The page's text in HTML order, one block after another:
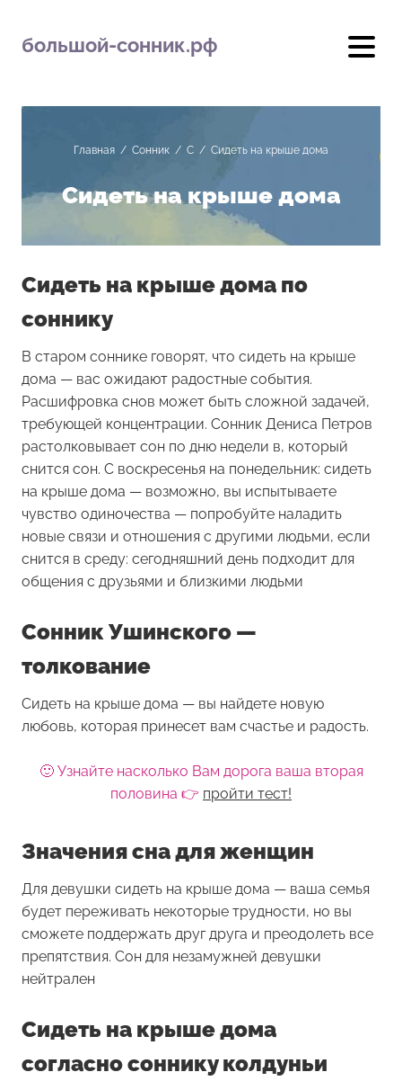
большой-сонник.рф
Главная / Сонник / С / Сидеть на крыше дома
Сидеть на крыше дома
Сидеть на крыше дома по
соннику
В старом соннике говорят, что сидеть на крыше
дома — вас ожидают радостные события.
Расшифровка снов может быть сложной задачей,
требующей концентрации. Сонник Дениса Петров
растолковывает сон по дню недели в, который
снится сон. С воскресенья на понедельник: сидеть
на крыше дома — возможно, вы испытываете
чувство одиночества — попробуйте наладить
новые связи и отношения с другими людьми, если
снится в среду: сегодняшний день подходит для
общения с друзьями и близкими людьми
Сонник Ушинского —
толкование
Сидеть на крыше дома — вы найдете новую
любовь, которая принесет вам счастье и радость.
🙂 Узнайте насколько Вам дорога ваша вторая
половина 👉 пройти тест!
Значения сна для женщин
Для девушки сидеть на крыше дома — ваша семья
будет переживать некоторые трудности, но вы
сможете поддержать друг друга и преодолеть все
препятствия. Сон для незамужней девушки
нейтрален
Сидеть на крыше дома
согласно соннику колдуньи